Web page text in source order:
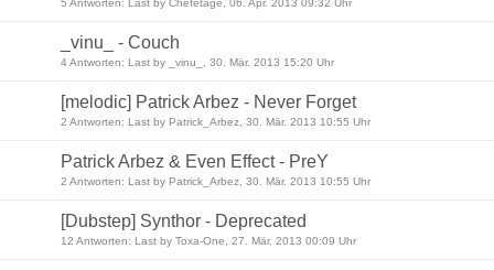
5 Antworten: Last by Chefetage, 06. Apr. 2013 09:32 Uhr
_vinu_ - Couch
4 Antworten: Last by _vinu_, 30. Mär. 2013 15:20 Uhr
[melodic] Patrick Arbez - Never Forget
2 Antworten: Last by Patrick_Arbez, 30. Mär. 2013 10:55 Uhr
Patrick Arbez & Even Effect - PreY
2 Antworten: Last by Patrick_Arbez, 30. Mär. 2013 10:55 Uhr
[Dubstep] Synthor - Deprecated
12 Antworten: Last by Toxa-One, 27. Mär. 2013 00:09 Uhr